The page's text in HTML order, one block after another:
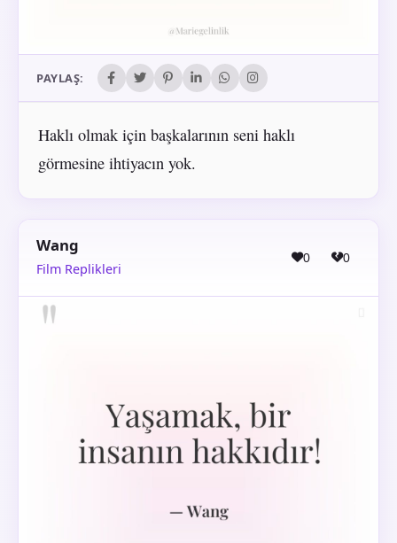
PAYLAŞ:
Haklı olmak için başkalarının seni haklı
görmesine ihtiyacın yok.
Wang
Film Replikleri
0 0